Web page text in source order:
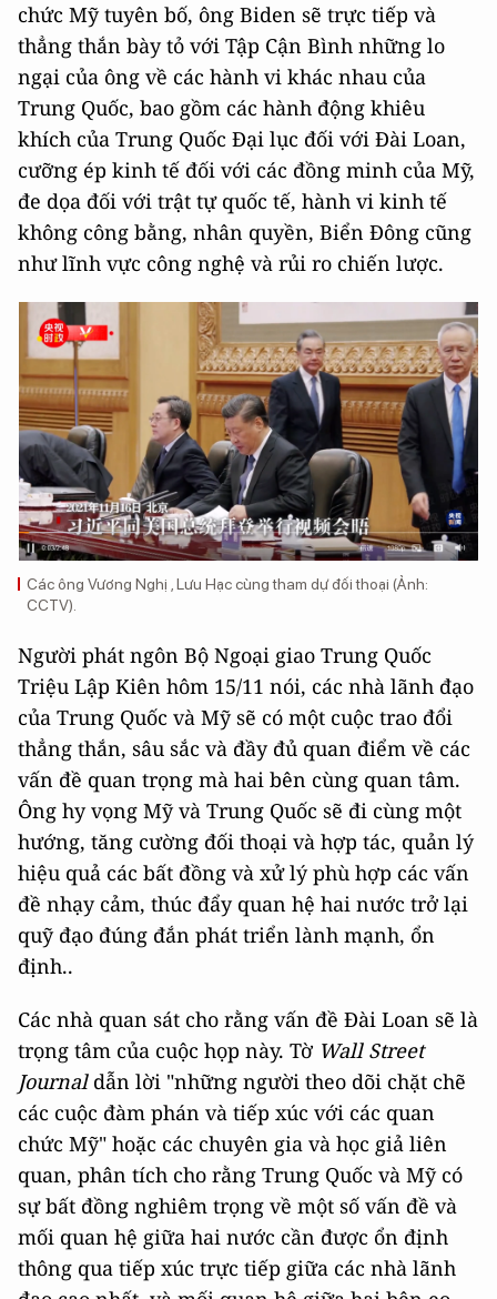
chức Mỹ tuyên bố, ông Biden sẽ trực tiếp và
thẳng thắn bày tỏ với Tập Cận Bình những lo
ngại của ông về các hành vi khác nhau của
Trung Quốc, bao gồm các hành động khiêu
khích của Trung Quốc Đại lục đối với Đài Loan,
cưỡng ép kinh tế đối với các đồng minh của Mỹ,
đe dọa đối với trật tự quốc tế, hành vi kinh tế
không công bằng, nhân quyền, Biển Đông cũng
như lĩnh vực công nghệ và rủi ro chiến lược.
Các ông Vương Nghị , Lưu Hạc cùng tham dự đối thoại (Ảnh:
CCTV).
Người phát ngôn Bộ Ngoại giao Trung Quốc
Triệu Lập Kiên hôm 15/11 nói, các nhà lãnh đạo
của Trung Quốc và Mỹ sẽ có một cuộc trao đổi
thẳng thắn, sâu sắc và đầy đủ quan điểm về các
vấn đề quan trọng mà hai bên cùng quan tâm.
Ông hy vọng Mỹ và Trung Quốc sẽ đi cùng một
hướng, tăng cường đối thoại và hợp tác, quản lý
hiệu quả các bất đồng và xử lý phù hợp các vấn
đề nhạy cảm, thúc đẩy quan hệ hai nước trở lại
quỹ đạo đúng đắn phát triển lành mạnh, ổn
định..
Các nhà quan sát cho rằng vấn đề Đài Loan sẽ là
trọng tâm của cuộc họp này. Tờ Wall Street
Journaldẫn lời "những người theo dõi chặt chẽ
các cuộc đàm phán và tiếp xúc với các quan
chức Mỹ" hoặc các chuyên gia và học giả liên
quan, phân tích cho rằng Trung Quốc và Mỹ có
sự bất đồng nghiêm trọng về một số vấn đề và
mối quan hệ giữa hai nước cần được ổn định
thông qua tiếp xúc trực tiếp giữa các nhà lãnh